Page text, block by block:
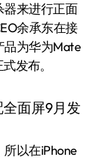
器来进行正面
余承东在接
品为华为Mate
发布。
以在iPhone